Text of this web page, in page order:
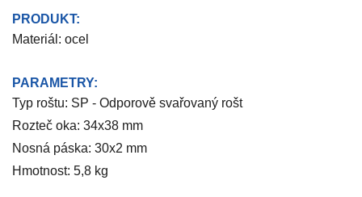
PRODUKT:
Materiál: ocel
PARAMETRY:
Typ roštu: SP - Odporově svařovaný rošt
Rozteč oka: 34x38 mm
Nosná páska: 30x2 mm
Hmotnost: 5,8 kg